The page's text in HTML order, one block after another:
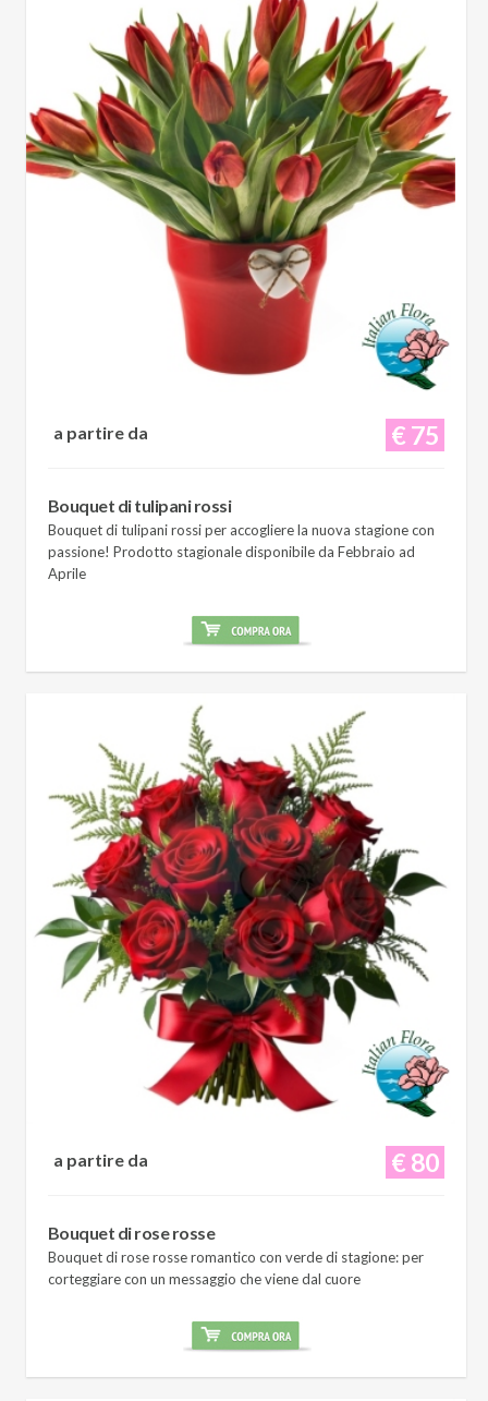
€ 75
a partire da
Bouquet di tulipani rossi
Bouquet di tulipani rossi per accogliere la nuova stagione con
passione! Prodotto stagionale disponibile da Febbraio ad
Aprile
€ 80
a partire da
Bouquet di rose rosse
Bouquet di rose rosse romantico con verde di stagione: per
corteggiare con un messaggio che viene dal cuore